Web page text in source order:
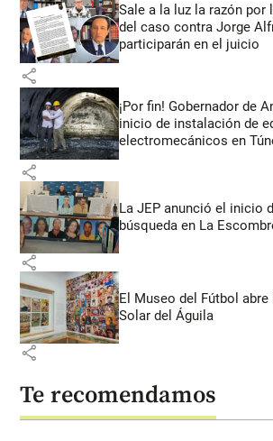
Sale a la luz la razón
del caso contra Jorge
participarán en el juicio
share
¡Por fin! Gobernador de
inicio de instalación de
electromecánicos en
share
La JEP anunció el inicio
búsqueda en La
share
El Museo del Fútbol abre
Solar del Águila
share
Te recomendamos